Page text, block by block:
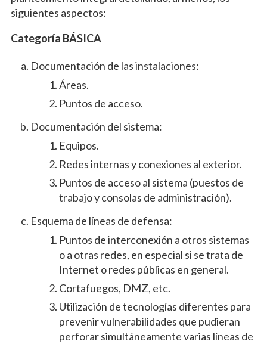
siguientes aspectos:
Categoría BÁSICA
Documentación de las instalaciones:
Áreas.
Puntos de acceso.
Documentación del sistema:
Equipos.
Redes internas y conexiones al exterior.
Puntos de acceso al sistema (puestos de
trabajo y consolas de administración).
Esquema de líneas de defensa:
Puntos de interconexión a otros sistemas
o a otras redes, en especial si se trata de
Internet o redes públicas en general.
Cortafuegos, DMZ, etc.
Utilización de tecnologías diferentes para
prevenir vulnerabilidades que pudieran
perforar simultáneamente varias líneas de